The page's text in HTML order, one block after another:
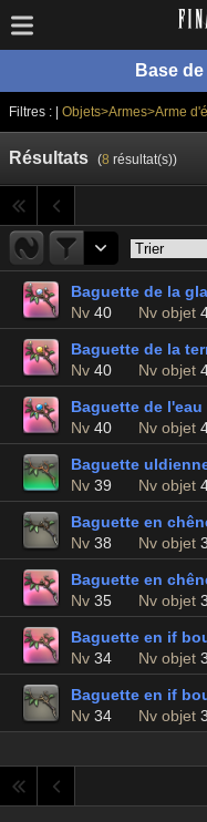
Base
Filtres : | Objets>Armes>Arme
Résultats (8 résultat(s))
Baguette de la
Nv 40 Nv objet
Baguette de la
Nv 40 Nv objet
Baguette de l'eau
Nv 40 Nv objet
Baguette
Nv 39 Nv objet
Baguette en
Nv 38 Nv objet
Baguette en
Nv 35 Nv objet
Baguette en if
Nv 34 Nv objet
Baguette en if
Nv 34 Nv objet